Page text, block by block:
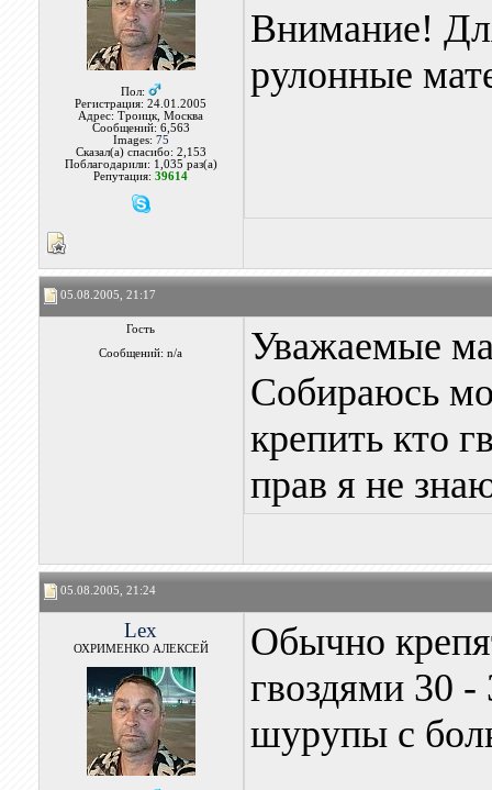
Пол:
Регистрация: 24.01.2005
Адрес: Троицк, Москва
Сообщений: 6,563
Images: 75
Сказал(а) спасибо: 2,153
Поблагодарили: 1,035 раз(а)
Репутация:39614
Внимание!
рулонные
05.08.2005, 21:17
Гость
Сообщений: n/a
Уважаемые
Собираюсь
крепить кто
прав я не
05.08.2005, 21:24
Lex
ОХРИМЕНКО АЛЕКСЕЙ
Обычно
гвоздями 30
шурупы с